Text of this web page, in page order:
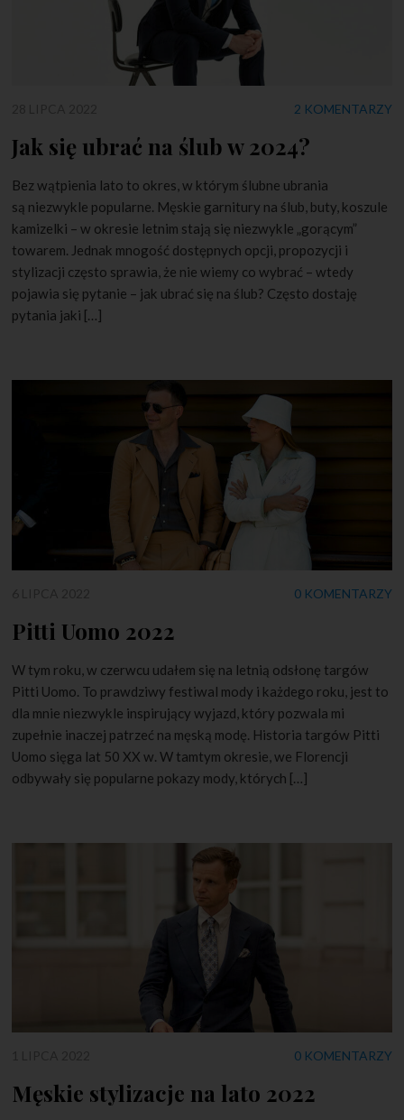
2 KOMENTARZY
Jak się ubrać na ślub w 2024?
Bez wątpienia lato to okres, w którym ślubne ubrania
są niezwykle popularne. Męskie garnitury na ślub, buty, koszule
kamizelki – w okresie letnim stają się niezwykle „gorącym”
towarem. Jednak mnogość dostępnych opcji, propozycji i
stylizacji często sprawia, że nie wiemy co wybrać – wtedy
pojawia się pytanie – jak ubrać się na ślub? Często dostaję
pytania jaki […]
0 KOMENTARZY
Pitti Uomo 2022
W tym roku, w czerwcu udałem się na letnią odsłonę targów
Pitti Uomo. To prawdziwy festiwal mody i każdego roku, jest to
dla mnie niezwykle inspirujący wyjazd, który pozwala mi
zupełnie inaczej patrzeć na męską modę. Historia targów Pitti
Uomo sięga lat 50 XX w. W tamtym okresie, we Florencji
odbywały się popularne pokazy mody, których […]
0 KOMENTARZY
Męskie stylizacje na lato 2022